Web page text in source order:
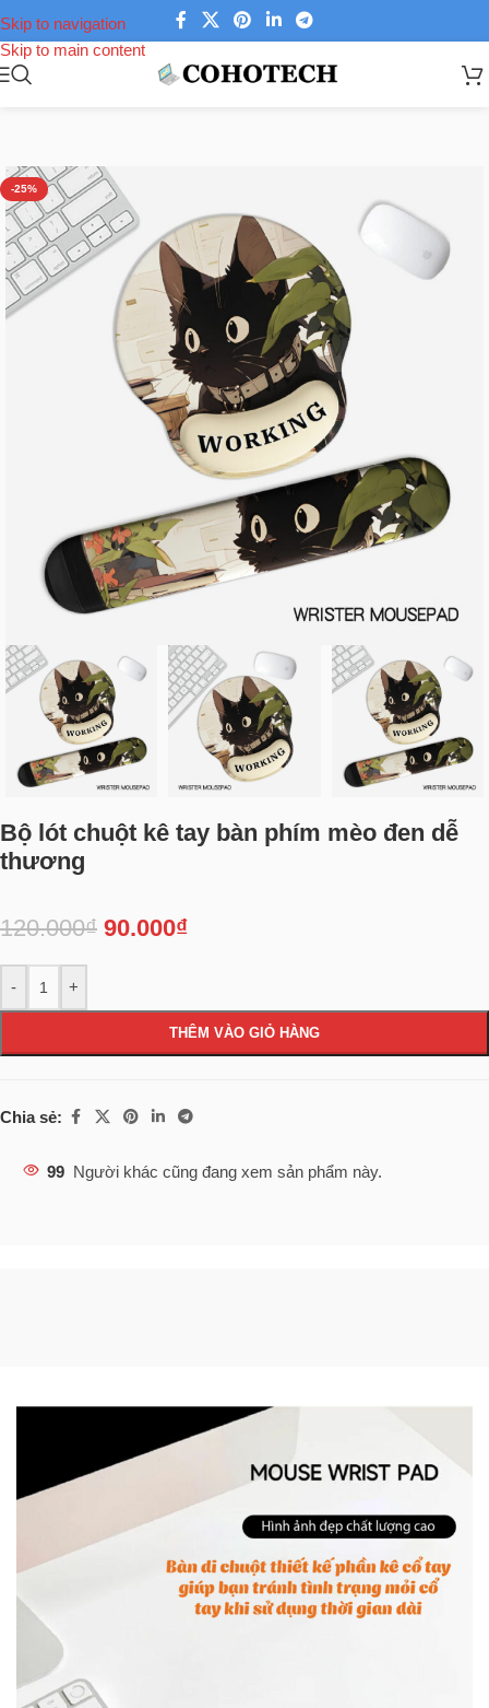
Skip to navigation
Skip to main content
-25%
Bộ lót chuột kê tay bàn phím mèo đen dễ
thương
120.000₫ 90.000₫
- +
THÊM VÀO GIỎ HÀNG
Chia sẻ:
99 Người khác cũng đang xem sản phẩm này.